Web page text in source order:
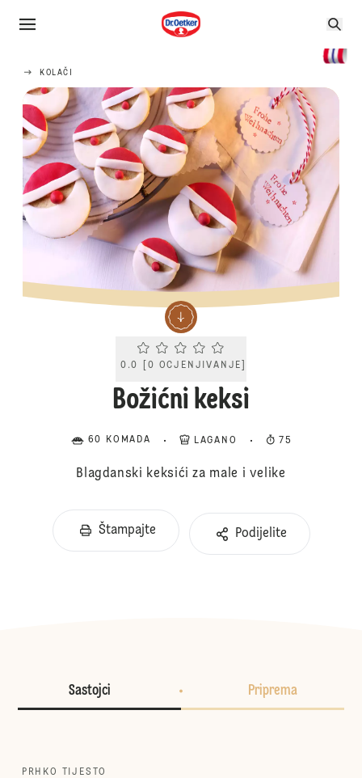
KOLAČI
Current rating 0.0. Click to rate.
0.0 [0 OCJENJIVANJE
Božićni keksi
60 KOMADA LAGANO 75
Blagdanski keksići za male i velike
Štampajte Podijelite
Sastojci Priprema
PRHKO TIJESTO